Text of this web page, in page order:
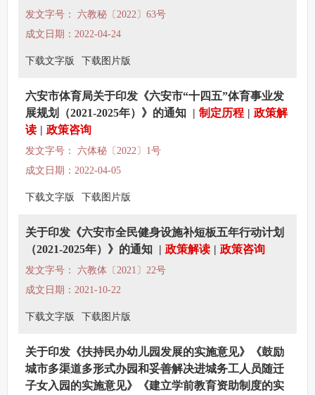
发文字号： 六教秘〔2022〕63号
成文日期：2022-04-24
下载文字版 下载图片版
六安市体育局关于印发《六安市“十四五”体育事业发
展规划（2021-2025年）》的通知 | 制定历程 | 政策解
读 | 政策咨询
发文字号： 六体秘〔2022〕1号
成文日期：2022-04-05
下载文字版 下载图片版
关于印发《六安市全民健身设施补短板五年行动计划
（2021-2025年）》的通知 | 政策解读 | 政策咨询
发文字号： 六教体〔2021〕22号
成文日期：2021-10-22
下载文字版 下载图片版
关于印发《扶持民办幼儿园发展的实施意见》《鼓励
城市多渠道多形式办园和妥善解决进城务工人员随迁
子女入园的实施意见》《建立学前教育资助制度的实